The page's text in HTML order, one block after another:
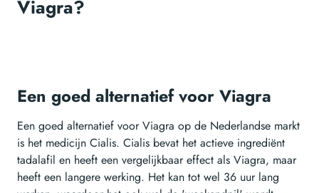
Viagra?
Een goed alternatief voor Viagra
Een goed alternatief voor Viagra op de Nederlandse markt
is het medicijn Cialis. Cialis bevat het actieve ingrediënt
tadalafil en heeft een vergelijkbaar effect als Viagra, maar
heeft een langere werking. Het kan tot wel 36 uur lang